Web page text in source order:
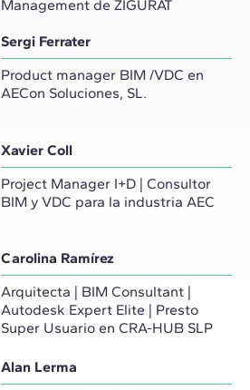
Management de ZIGURAT
Sergi Ferrater
Product manager BIM /VDC en
AECon Soluciones, SL.
Xavier Coll
Project Manager I+D | Consultor
BIM y VDC para la industria AEC
Carolina Ramírez
Arquitecta | BIM Consultant |
Autodesk Expert Elite | Presto
Super Usuario en CRA-HUB SLP
Alan Lerma